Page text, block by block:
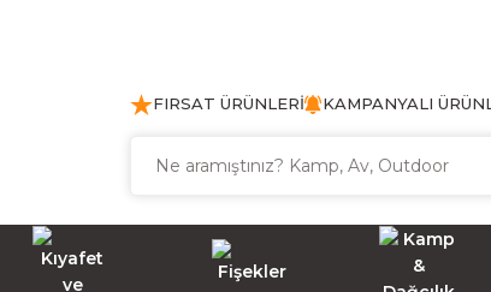
FIRSAT ÜRÜNLERİ KAMPANYALI